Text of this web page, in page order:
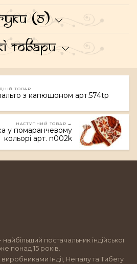
(0)
товари
ТОВАР
з капюшоном арт.574tp
НАСТУПНИЙ ТОВАР →
у помаранчевому
кольорі арт. n002k
постачальник індійської
понад 15 років.
Індії, Непалу та Тибету